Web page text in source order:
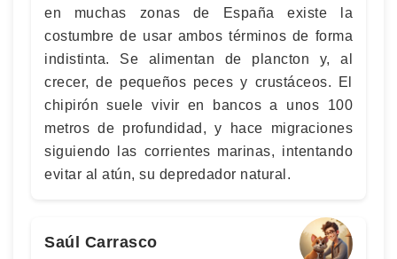
en muchas zonas de España existe la
costumbre de usar ambos términos de forma
indistinta. Se alimentan de plancton y, al
crecer, de pequeños peces y crustáceos. El
chipirón suele vivir en bancos a unos 100
metros de profundidad, y hace migraciones
siguiendo las corrientes marinas, intentando
evitar al atún, su depredador natural.
Saúl Carrasco